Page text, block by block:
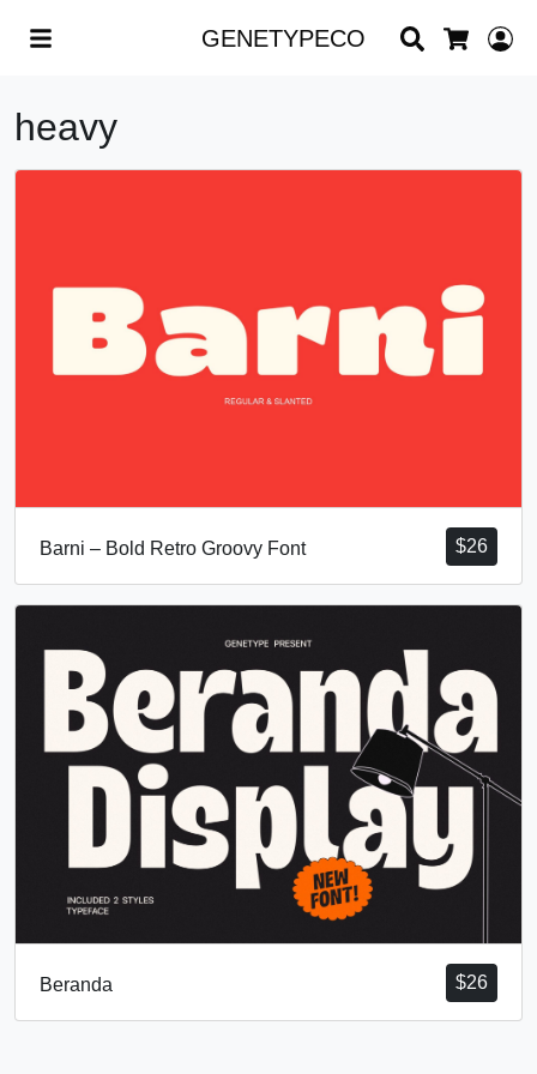
GENETYPECO
Search
heavy
$26
Barni – Bold Retro Groovy Font
$26
Beranda